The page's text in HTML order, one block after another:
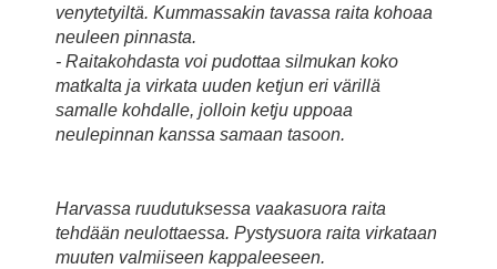
venytetyiltä. Kummassakin tavassa raita kohoaa
neuleen pinnasta.
- Raitakohdasta voi pudottaa silmukan koko
matkalta ja virkata uuden ketjun eri värillä
samalle kohdalle, jolloin ketju uppoaa
neulepinnan kanssa samaan tasoon.
Harvassa ruudutuksessa vaakasuora raita
tehdään neulottaessa. Pystysuora raita virkataan
muuten valmiiseen kappaleeseen.